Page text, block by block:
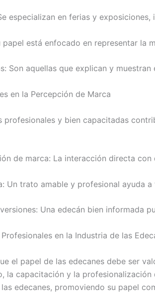
especializan en ferias y
papel está enfocado en representar
Son aquellas que explican y
en la Percepción de Marca
profesionales y bien capacitadas
de marca: La interacción directa
Un trato amable y profesional ayuda
Una edecán bien informada
en la Industria de las
el papel de las edecanes debe ser
la capacitación y la
edecanes, promoviendo su papel